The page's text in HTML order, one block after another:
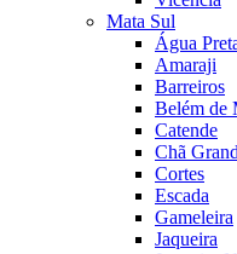
Mata Sul
Água
Amaraji
Barreiros
Belém de
Catende
Chã
Cortes
Escada
Gameleira
Jaqueira